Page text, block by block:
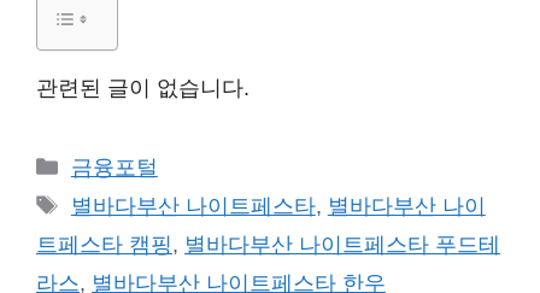
관련된 글이 없습니다.
카
테
리
금융포털
태
그
별바다부산 나이트페스타, 별바다부산 나이
트페스타 캠핑, 별바다부산 나이트페스타 푸드테
라스, 별바다부산 나이트페스타 한우